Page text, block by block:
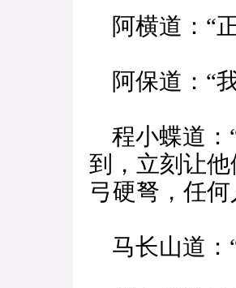
阿横道：“
阿保道：“
程小蝶道：
到，立刻让
弓硬弩，任
马长山道：